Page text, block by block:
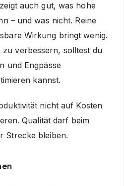
auch gut, was hohe
– und was nicht. Reine
Wirkung bringt wenig.
zu verbessern, solltest du
und Engpässe
kannst.
nicht auf Kosten
Qualität darf beim
Strecke bleiben.